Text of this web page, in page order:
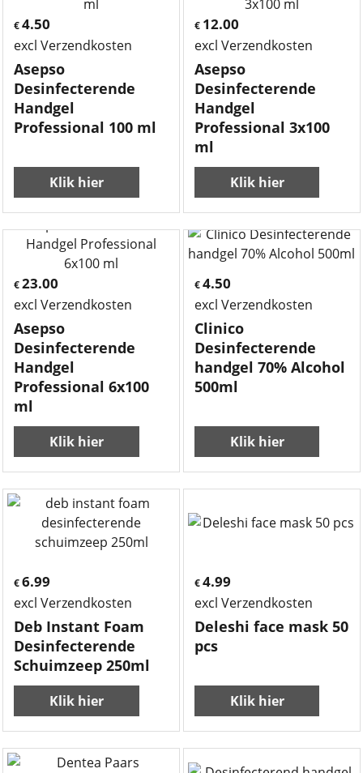
€ 4.50
excl Verzendkosten
Asepso
Desinfecterende
Handgel
Professional 100 ml
Klik hier
€ 12.00
excl Verzendkosten
Asepso
Desinfecterende
Handgel
Professional 3x100
ml
Klik hier
€ 23.00
excl Verzendkosten
Asepso
Desinfecterende
Handgel
Professional 6x100
ml
Klik hier
€4.50
excl Verzendkosten
Clinico
Desinfecterende
handgel 70% Alcohol
500ml
Klik hier
€ 6.99
excl Verzendkosten
Deb Instant Foam
Desinfecterende
Schuimzeep 250ml
Klik hier
€4.99
excl Verzendkosten
Deleshi face mask 50
pcs
Klik hier